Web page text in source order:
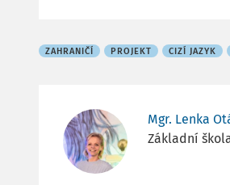
ZAHRANIČÍ PROJEKT CIZÍ JAZYK
Mgr. Lenka
Základní